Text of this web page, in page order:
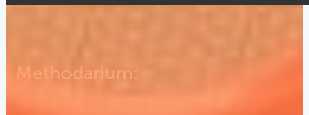
Methodarium: